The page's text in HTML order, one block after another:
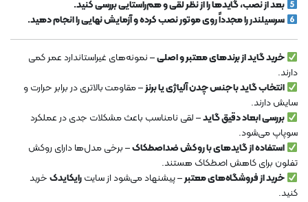
بعد از نصب، گایدها را از نظر لقی و هم‌راستایی بررسی کنید.
سرسیلندر را مجدداً روی موتور نصب کرده و آزمایش نهایی را انجام دهید.
خرید گاید از برندهای معتبر و اصلی– نمونه‌های غیراستاندارد عمر کمی
دارند.
انتخاب گاید با جنس چدن آلیاژی یا برنز– مقاومت بالاتری در برابر حرارت و
سایش دارند.
بررسی ابعاد دقیق گاید– لقی نامناسب باعث مشکلات جدی در عملکرد
سوپاپ می‌شود.
استفاده از گایدهای با روکش ضداصطکاک– برخی مدل‌ها دارای روکش
تفلون برای کاهش اصطکاک هستند.
خرید از فروشگاه‌های معتبر– پیشنهاد می‌شود از سایترایکایدکخرید
کنید.